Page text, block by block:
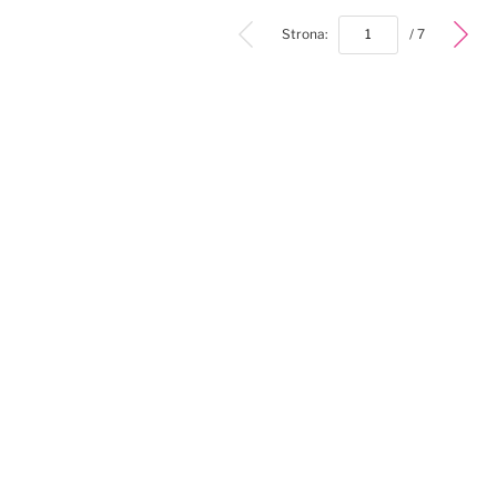
Strona:bottom / 7